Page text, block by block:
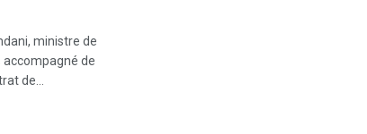
ministre de
accompagné de
de...